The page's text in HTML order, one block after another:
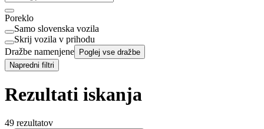
Poreklo
Samo slovenska vozila
Skrij vozila v prihodu
Dražbe namenjene Poglej vse dražbe
Napredni filtri
Rezultati iskanja
49 rezultatov